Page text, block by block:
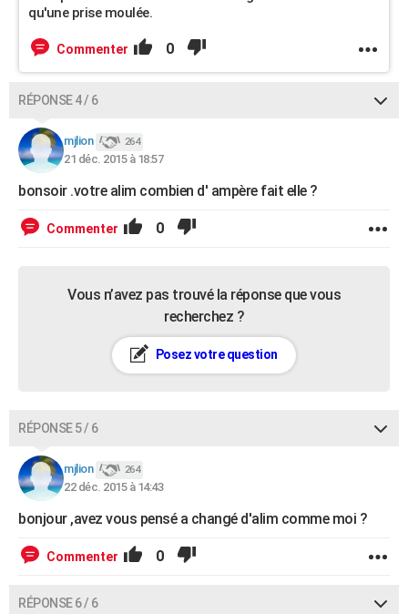
qu'une prise moulée.
Commenter 0
RÉPONSE 4 / 6
mjlion 264
21 déc. 2015 à 18:57
bonsoir .votre alim combien d' ampère fait elle ?
Commenter 0
Vous n’avez pas trouvé la réponse que vous
recherchez ?
Posez votre question
RÉPONSE 5 / 6
mjlion 264
22 déc. 2015 à 14:43
bonjour ,avez vous pensé a changé d'alim comme moi ?
Commenter 0
RÉPONSE 6 / 6